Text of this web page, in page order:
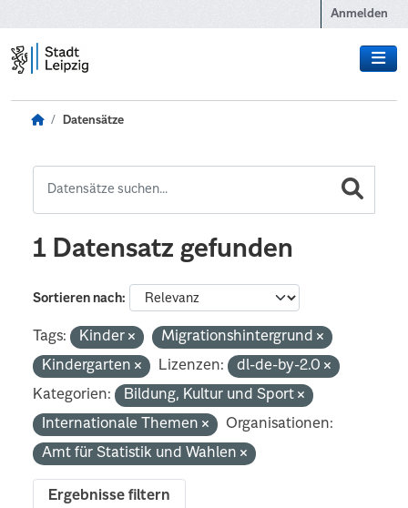
Anmelden
Datensätze
1 Datensatz gefunden
Sortieren nach
Tags: Kinder
Migrationshintergrund
Kindergarten
Lizenzen:
dl-de-by-2.0
Kategorien:
Bildung, Kultur und Sport
Internationale Themen
Organisationen:
Amt für Statistik und Wahlen
Ergebnisse filtern